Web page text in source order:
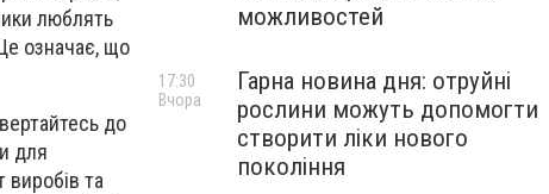
люблять
означає, що
до
для
та
можливостей
Гарна новина дня: отруйні
рослини можуть допомогти
створити ліки нового
покоління
17:30
Вчора